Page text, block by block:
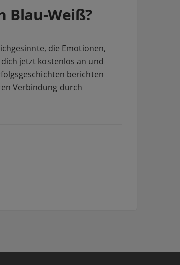
Blau‑Weiß?
die Emotionen,
jetzt kostenlos an und
berichten
Verbindung durch